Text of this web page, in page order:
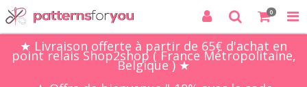
★ Livraison offerte à partir de 65€ d'achat en
point relais Shop2shop ( France Métropolitaine,
Belgique ) ★
0